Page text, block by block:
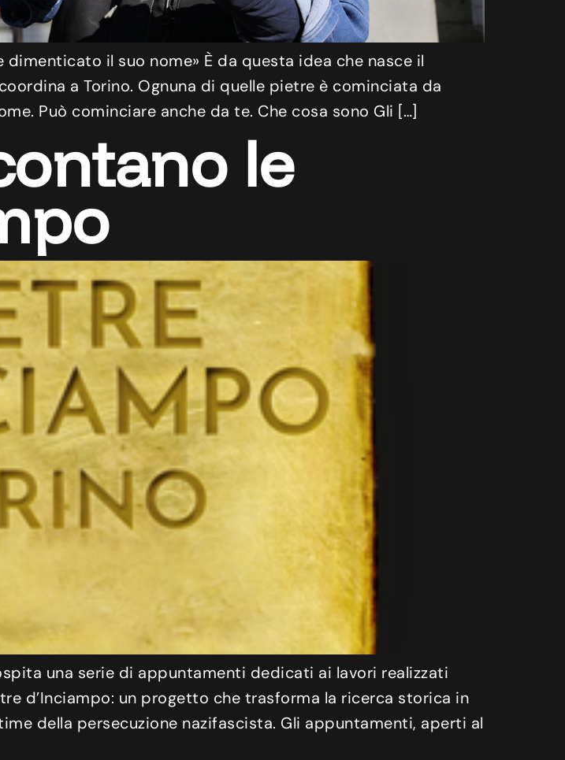
il suo nome» È da questa idea che nasce il
a Torino. Ognuna di quelle pietre è cominciata da
Può cominciare anche da te. Che cosa sono Gli […]
le
una serie di appuntamenti dedicati ai lavori realizzati
d’Inciampo: un progetto che trasforma la ricerca storica in
della persecuzione nazifascista. Gli appuntamenti, aperti al